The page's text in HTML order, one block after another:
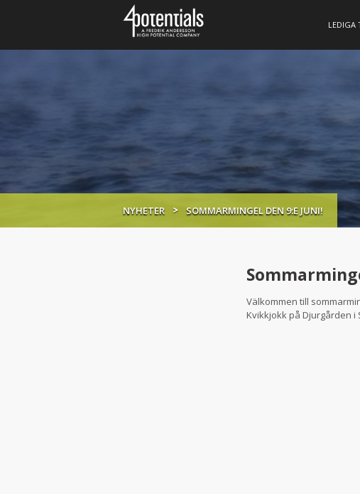
LEDIGA
NYHETER SOMMARMINGEL DEN 9:E JUNI!
Välkommen till
Kvikkjokk på Djurgården i